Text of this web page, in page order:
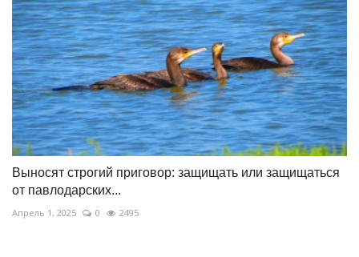
Выносят строгий приговор: защищать или защищаться
от павлодарских...
Апрель 1, 2025 0 2495